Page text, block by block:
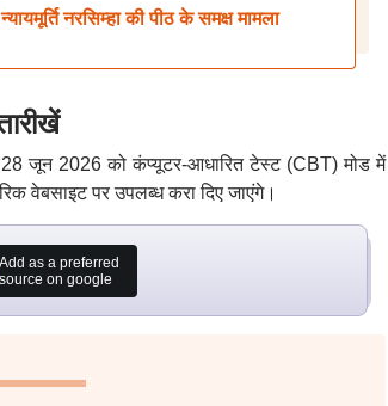
नरसिम्हा की पीठ के समक्ष मामला
28 जून 2026 को कंप्यूटर-आधारित टेस्ट (CBT) मोड में
वेबसाइट पर उपलब्ध करा दिए जाएंगे।
Add as a preferred
source on google